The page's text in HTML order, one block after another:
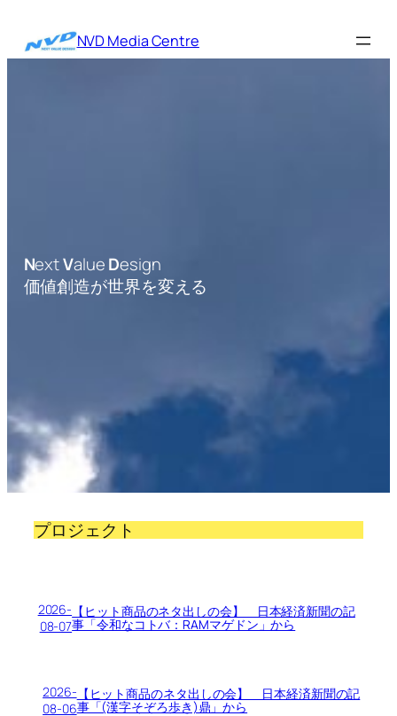
を
NVD Media Centre
NextValueDesign
価値創造が世界を変える
プロジェクト
2026-
08-07
【ヒット商品のネタ出しの会】 日本経済新聞の記
事「令和なコトバ：RAMマゲドン」から
2026-
08-06
【ヒット商品のネタ出しの会】 日本経済新聞の記
事「(漢字そぞろ歩き)鼎」から